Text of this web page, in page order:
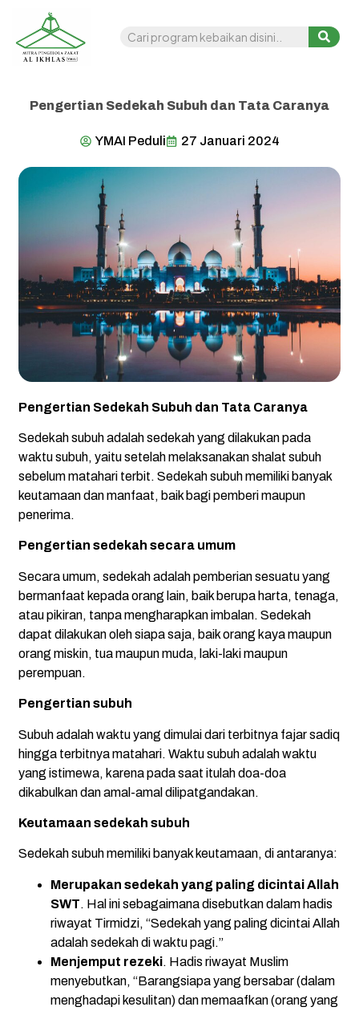
Pengertian Sedekah Subuh dan Tata Caranya
YMAI Peduli 27 Januari 2024
Pengertian Sedekah Subuh dan Tata Caranya
Sedekah subuh adalah sedekah yang dilakukan pada
waktu subuh, yaitu setelah melaksanakan shalat subuh
sebelum matahari terbit. Sedekah subuh memiliki banyak
keutamaan dan manfaat, baik bagi pemberi maupun
penerima.
Pengertian sedekah secara umum
Secara umum, sedekah adalah pemberian sesuatu yang
bermanfaat kepada orang lain, baik berupa harta, tenaga,
atau pikiran, tanpa mengharapkan imbalan. Sedekah
dapat dilakukan oleh siapa saja, baik orang kaya maupun
orang miskin, tua maupun muda, laki-laki maupun
perempuan.
Pengertian subuh
Subuh adalah waktu yang dimulai dari terbitnya fajar sadiq
hingga terbitnya matahari. Waktu subuh adalah waktu
yang istimewa, karena pada saat itulah doa-doa
dikabulkan dan amal-amal dilipatgandakan.
Keutamaan sedekah subuh
Sedekah subuh memiliki banyak keutamaan, di antaranya:
Merupakan sedekah yang paling dicintai Allah
SWT. Hal ini sebagaimana disebutkan dalam hadis
riwayat Tirmidzi, “Sedekah yang paling dicintai Allah
adalah sedekah di waktu pagi.”
Menjemput rezeki. Hadis riwayat Muslim
menyebutkan, “Barangsiapa yang bersabar (dalam
menghadapi kesulitan) dan memaafkan (orang yang